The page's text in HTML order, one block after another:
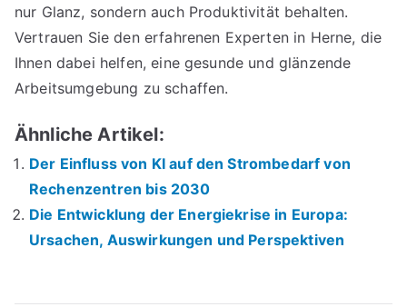
nur Glanz, sondern auch Produktivität behalten.
Vertrauen Sie den erfahrenen Experten in Herne, die
Ihnen dabei helfen, eine gesunde und glänzende
Arbeitsumgebung zu schaffen.
Ähnliche Artikel:
Der Einfluss von KI auf den Strombedarf von
Rechenzentren bis 2030
Die Entwicklung der Energiekrise in Europa:
Ursachen, Auswirkungen und Perspektiven